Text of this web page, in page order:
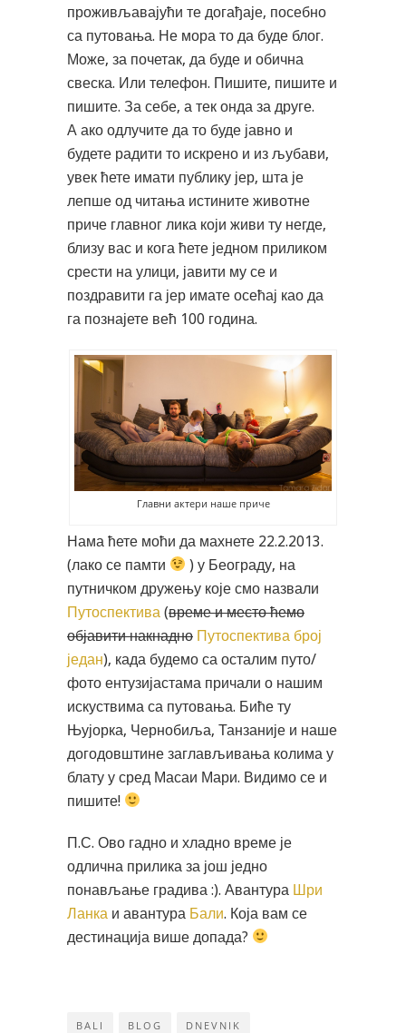
проживљавајући те догађаје, посебно
са путовања. Не мора то да буде блог.
Може, за почетак, да буде и обична
свеска. Или телефон. Пишите, пишите и
пишите. За себе, а тек онда за друге.
А ако одлучите да то буде јавно и
будете радити то искрено и из љубави,
увек ћете имати публику јер, шта је
лепше од читања истините животне
приче главног лика који живи ту негде,
близу вас и кога ћете једном приликом
срести на улици, јавити му се и
поздравити га јер имате осећај као да
га познајете већ 100 година.
Главни актери наше приче
Нама ћете моћи да махнете 22.2.2013.
(лако се памти
) у Београду, на
путничком дружењу које смо назвали
Путоспектива (време и место ћемо
објавити накнадно Путоспектива број
један), када будемо са осталим путо/
фото ентузијастама причали о нашим
искуствима са путовања. Биће ту
Њујорка, Чернобиља, Танзаније и наше
догодовштине заглављивања колима у
блату у сред Масаи Мари. Видимо се и
пишите!
П.С. Ово гадно и хладно време је
одлична прилика за још једно
понављање градива :). Авантура Шри
Ланка и авантура Бали. Која вам се
дестинација више допада?
BALI BLOG DNEVNIK